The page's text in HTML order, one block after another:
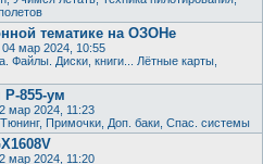
тематике на ОЗОНе
04 мар 2024, 10:55
Файлы. Диски, книги... Лётные карты,
Р-855-ум
мар 2024, 11:23
Примочки, Доп. баки, Спас. системы
мар 2024, 11:20